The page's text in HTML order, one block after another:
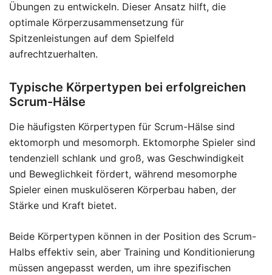
Übungen zu entwickeln. Dieser Ansatz hilft, die
optimale Körperzusammensetzung für
Spitzenleistungen auf dem Spielfeld
aufrechtzuerhalten.
Typische Körpertypen bei erfolgreichen
Scrum-Hälse
Die häufigsten Körpertypen für Scrum-Hälse sind
ektomorph und mesomorph. Ektomorphe Spieler sind
tendenziell schlank und groß, was Geschwindigkeit
und Beweglichkeit fördert, während mesomorphe
Spieler einen muskulöseren Körperbau haben, der
Stärke und Kraft bietet.
Beide Körpertypen können in der Position des Scrum-
Halbs effektiv sein, aber Training und Konditionierung
müssen angepasst werden, um ihre spezifischen